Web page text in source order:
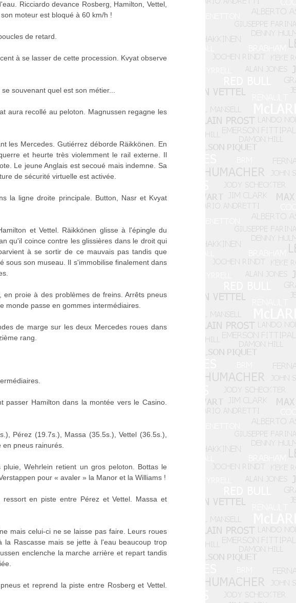
Ricciardo devance Rosberg, Hamilton, Vettel,
moteur est bloqué à 60 km/h !
de retard.
à se lasser de cette procession. Kvyat observe
souvenant quel est son métier...
aura recollé au peloton. Magnussen regagne les
les Mercedes. Gutiérrez déborde Räikkönen. En
et heurte très violemment le rail externe. Il
Le jeune Anglais est secoué mais indemne. Sa
de sécurité virtuelle est activée.
la ligne droite principale. Button, Nasr et Kvyat
et Vettel. Räikkönen glisse à l'épingle du
qu'il coince contre les glissières dans le droit qui
à se sortir de ce mauvais pas tandis que
sous son museau. Il s'immobilise finalement dans
proie à des problèmes de freins. Arrêts pneus
monde passe en gommes intermédiaires.
de marge sur les deux Mercedes roues dans
rang.
Hamilton dans la montée vers le Casino.
Pérez (19.7s.), Massa (35.5s.), Vettel (36.5s.),
pneus rainurés.
Wehrlein retient un gros peloton. Bottas le
pour « avaler » la Manor et la Williams !
en piste entre Pérez et Vettel. Massa et
mais celui-ci ne se laisse pas faire. Leurs roues
la Rascasse mais se jette à l'eau beaucoup trop
enclenche la marche arrière et repart tandis
et reprend la piste entre Rosberg et Vettel.